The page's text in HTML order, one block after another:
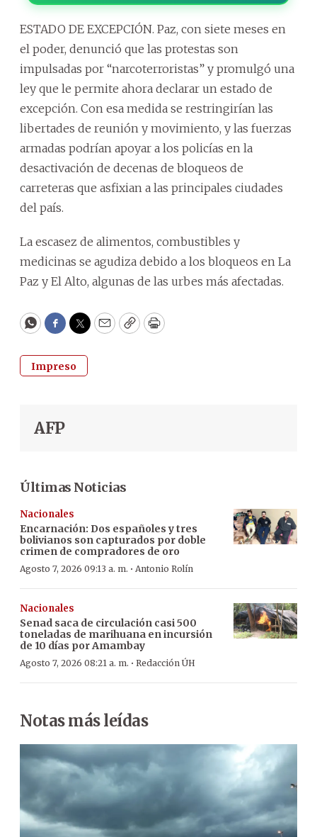
ESTADO DE EXCEPCIÓN. Paz, con siete meses en
el poder, denunció que las protestas son
impulsadas por “narcoterroristas” y promulgó una
ley que le permite ahora declarar un estado de
excepción. Con esa medida se restringirían las
libertades de reunión y movimiento, y las fuerzas
armadas podrían apoyar a los policías en la
desactivación de decenas de bloqueos de
carreteras que asfixian a las principales ciudades
del país.
La escasez de alimentos, combustibles y
medicinas se agudiza debido a los bloqueos en La
Paz y El Alto, algunas de las urbes más afectadas.
WhatsApp
Facebook
Twitter
EmailCopyPrint
Impreso
AFP
Últimas Noticias
Nacionales
Encarnación: Dos españoles y tres
bolivianos son capturados por doble
crimen de compradores de oro
Agosto 7, 2026 09:13 a. m. · Antonio Rolín
Nacionales
Senad saca de circulación casi 500
toneladas de marihuana en incursión
de 10 días por Amambay
Agosto 7, 2026 08:21 a. m. · Redacción ÚH
Notas más leídas